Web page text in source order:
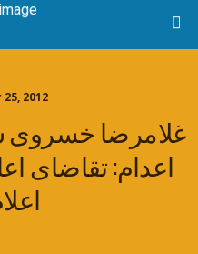
2012
غلامرضا خسروی
اعدام: تقاضای